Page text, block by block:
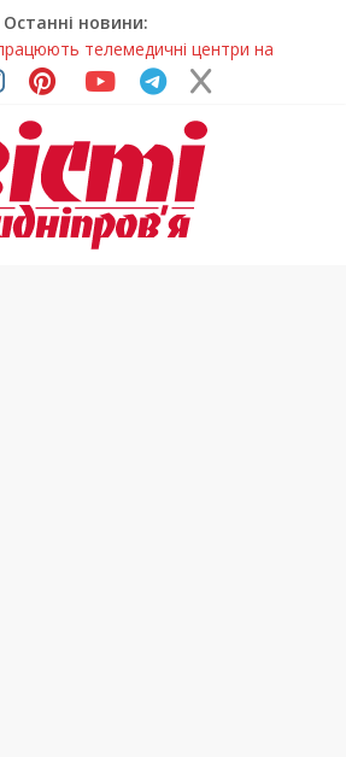
Останні новини:
телемедичні центри на
підготовка до опалювального
досліджують місце
монастиря (Фото)
отримують шанс на власне